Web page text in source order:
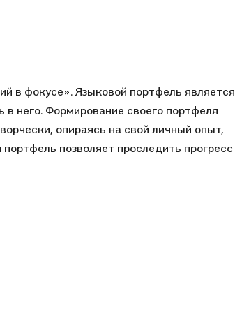
в фокусе». Языковой портфель является
него. Формирование своего портфеля
опираясь на свой личный опыт,
позволяет проследить прогресс